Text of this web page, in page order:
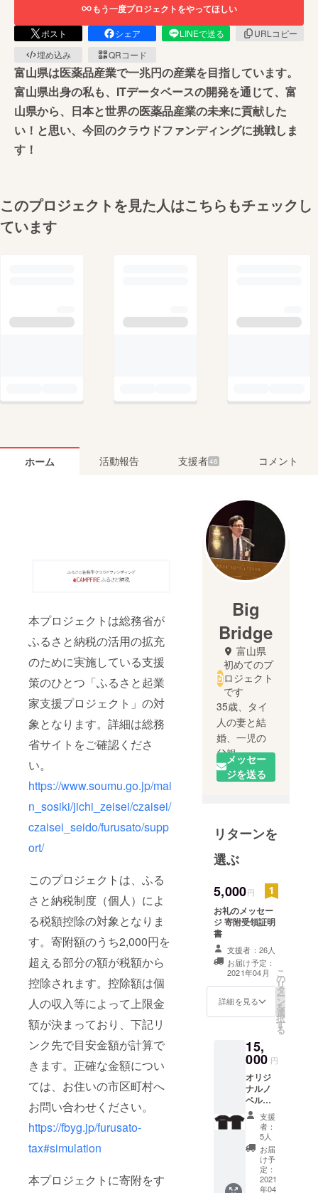
もう一度プロジェクトをやってほしい
ポスト シェア LINEで送る
URLコピー
埋め込み
QRコード
富山県は医薬品産業で一兆円の産業を目指しています。
富山県出身の私も、ITデータベースの開発を通じて、富
山県から、日本と世界の医薬品産業の未来に貢献した
い！と思い、今回のクラウドファンディングに挑戦しま
す！
このプロジェクトを見た人はこちらもチェックし
ています
ホーム 活動報告 支援者46 コメント
本プロジェクトは総務省が
ふるさと納税の活用の拡充
のために実施している支援
策のひとつ「ふるさと起業
家支援プロジェクト」の対
象となります。詳細は総務
省サイトをご確認くださ
い。
https://www.soumu.go.jp/mai
n_sosiki/jichi_zeisei/czaisei/
czaisei_seido/furusato/supp
ort/
このプロジェクトは、ふる
さと納税制度（個人）によ
る税額控除の対象となりま
す。寄附額のうち2,000円を
超える部分の額が税額から
控除されます。控除額は個
人の収入等によって上限金
額が決まっており、下記リ
ンク先で目安金額が計算で
きます。正確な金額につい
ては、お住いの市区町村へ
お問い合わせください。
https://fbyg.jp/furusato-
tax#simulation
本プロジェクトに寄附をす
Big
Bridge
富山県
初めてのプ
ロジェクト
です
35歳、タイ
人の妻と結
婚、一児の
父親
外資系の化
業務を担当
た。
Uターンを
し、現在に
至ります。
好きな言葉
求めなさ
い。そうす
れば与えら
れます。捜
そうすれば
見つかりま
す。たたき
なさい。そ
うすれば開
かれます。
だれであ
れ、求める
者は受け、
メッセー
ジを送る
リターンを
選ぶ
5,000円
お礼のメッセー
ジ 寄附受領証明
書
支援者：26人
お届け予定：
2021年04月
詳細を見る
こ
の
リ
タ
ー
ン
を
選
択
す
る
15,
000 円
オリジ
ナルノ
ベル
ティ：
ハイク
オリ
ティーT
シャツ
（一
枚） 寄
支援
者：
5人
お届
け予
定：
2021
年04